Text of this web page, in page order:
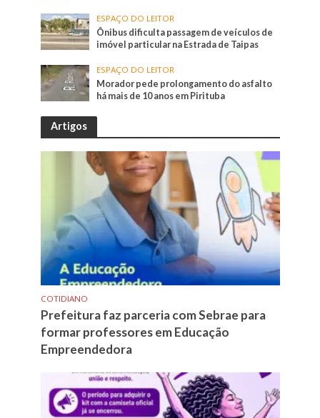
ESPAÇO DO LEITOR
Ônibus dificulta passagem de veículos de
imóvel particular na Estrada de Taipas
ESPAÇO DO LEITOR
Morador pede prolongamento do asfalto
há mais de 10 anos em Pirituba
Artigos
COTIDIANO
Prefeitura faz parceria com Sebrae para
formar professores em Educação
Empreendedora